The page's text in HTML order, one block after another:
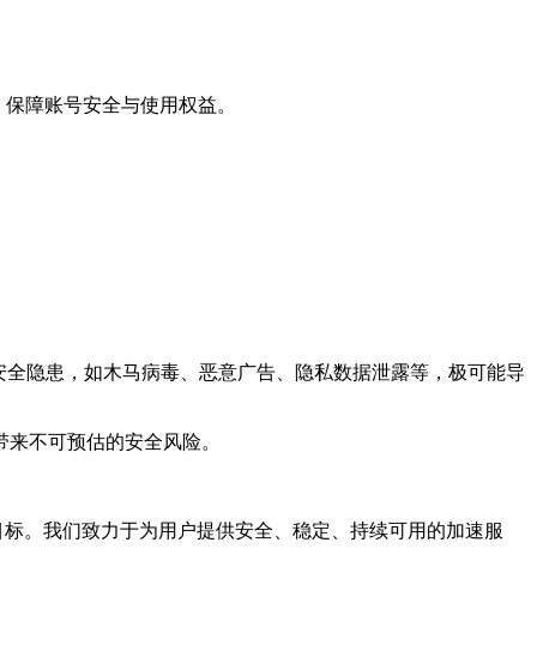
障账号安全与使用权益。
隐患，如木马病毒、恶意广告、隐私数据泄露等，极可能导
不可预估的安全风险。
。我们致力于为用户提供安全、稳定、持续可用的加速服